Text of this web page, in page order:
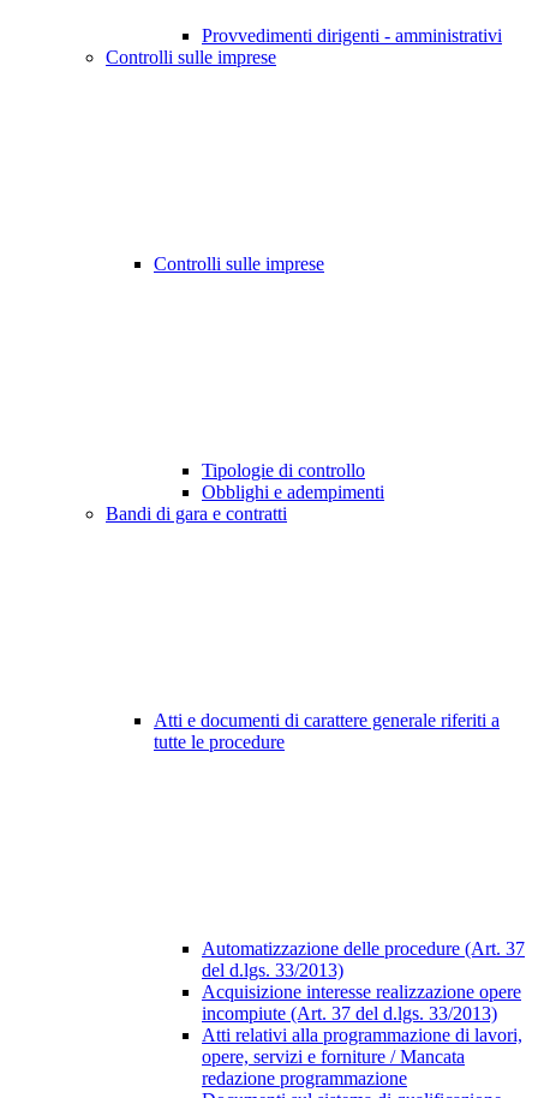
Provvedimenti dirigenti - amministrativi
Controlli sulle imprese
Controlli sulle imprese
Tipologie di controllo
Obblighi e adempimenti
Bandi di gara e contratti
Atti e documenti di carattere generale riferiti a
tutte le procedure
Automatizzazione delle procedure (Art. 37
del d.lgs. 33/2013)
Acquisizione interesse realizzazione opere
incompiute (Art. 37 del d.lgs. 33/2013)
Atti relativi alla programmazione di lavori,
opere, servizi e forniture / Mancata
redazione programmazione